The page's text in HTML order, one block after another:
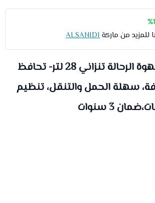
من ماركةALSANIDI
شنطة شاي وقهوة الرحالة تنزاني 28 لتر- تحافظ
سهلة الحمل والتنقل، تنظيم
3 سنوات